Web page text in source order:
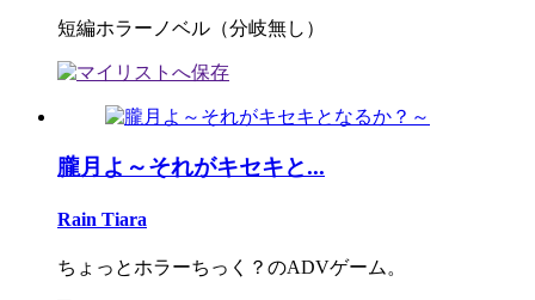
短編ホラーノベル（分岐無し）
朧月よ～それがキセキと...
Rain Tiara
ちょっとホラーちっく？のADVゲーム。